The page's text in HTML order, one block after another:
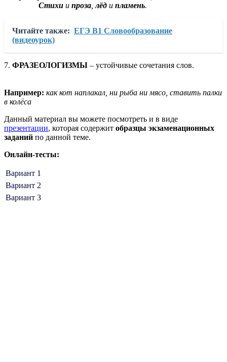
Стихи и проза ,лёд и пламень.
Читайте также: ЕГЭ В1 Словообразование
(видеоурок)
7. ФРАЗЕОЛОГИЗМЫ – устойчивые сочетания слов.
Например: как кот наплакал, ни рыба ни мясо, ставить палки
в колёса
Данный материал вы можете посмотреть и в виде
презентации, которая содержит образцы экзаменационных
заданий по данной теме.
Онлайн-тесты:
Вариант 1
Вариант 2
Вариант 3